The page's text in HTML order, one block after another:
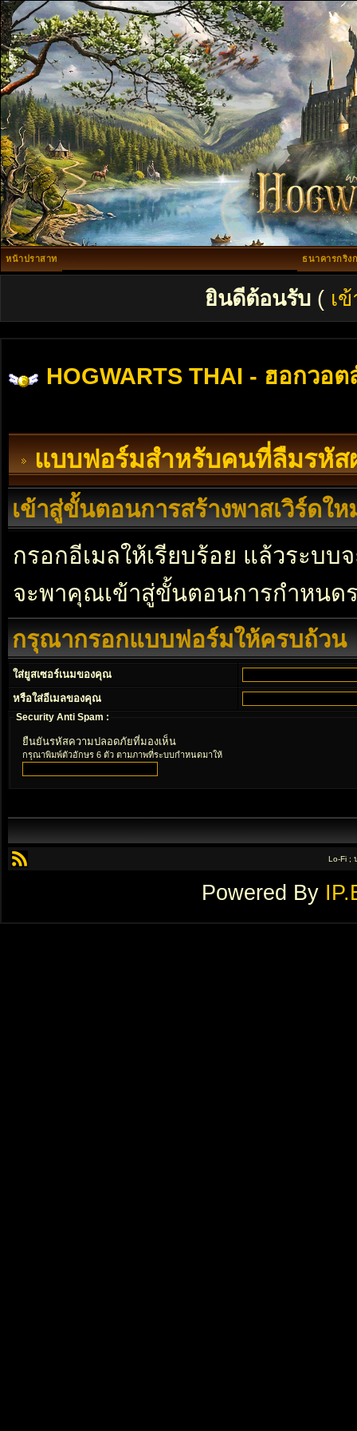
หน้าปราสาท ธนาคารกริง
ยินดีต้อนรับ( เ
HOGWARTS THAI - ฮอกวอต
แบบฟอร์มสำหรับคนที่ลืมรหัส
เข้าสู่ขั้นตอนการสร้างพาสเวิร์ดให
กรอกอีเมลให้เรียบร้อย แล้วระบ
จะพาคุณเข้าสู่ขั้นตอนการกำหนด
กรุณากรอกแบบฟอร์มให้ครบถ้วน
ใส่ยูสเซอร์เนมของคุณ
หรือใส่อีเมลของคุณ
Security Anti Spam :
ยืนยันรหัสความปลอดภัยที่มองเห็น
กรุณาพิมพ์ตัวอักษร 6 ตัว ตามภาพที่ระบบกำหนดมาให้
Lo-Fi ;
Powered By